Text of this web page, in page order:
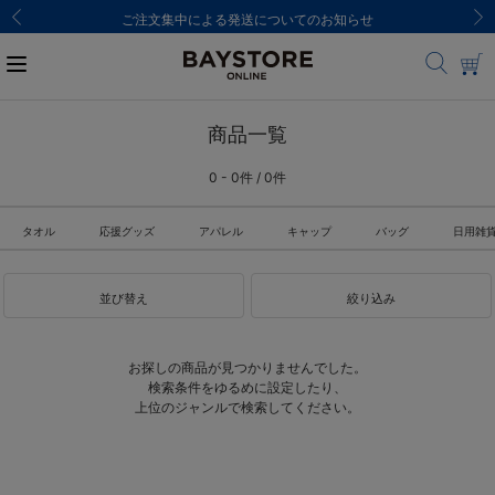
ご注文集中による発送についてのお知らせ
商品一覧
0 - 0件 / 0件
タオル 応援グッズ アパレル キャップ バッグ 日用雑
並び替え 絞り込み
お探しの商品が見つかりませんでした。
検索条件をゆるめに設定したり、
上位のジャンルで検索してください。